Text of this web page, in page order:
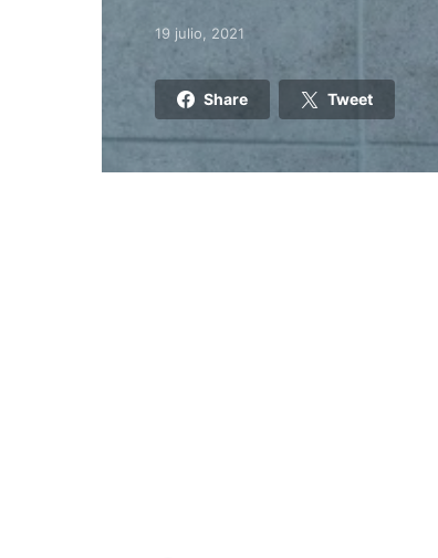
Posted on
19 julio, 2021
Share Tweet